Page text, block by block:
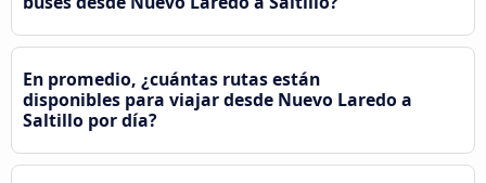
En promedio, ¿cuántas rutas están
disponibles para viajar desde Nuevo Laredo a
Saltillo por día?